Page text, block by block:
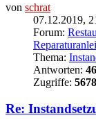
von schrat
07.12.2019,
Forum:
Thema:
Antworten: 46
Zugriffe:
Re: